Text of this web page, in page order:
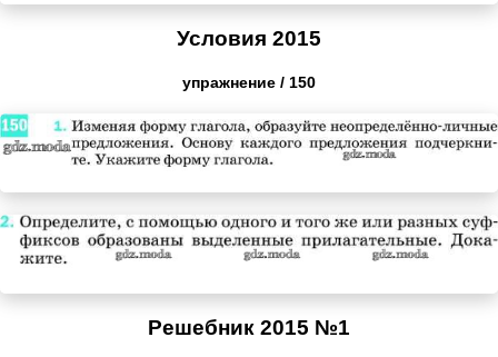
Условия 2015
упражнение / 150
Решебник 2015 №1